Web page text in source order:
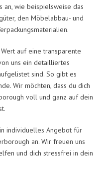
an, wie beispielsweise das
den Möbelabbau- und
auf eine transparente
uns ein detailliertes
sind. So gibt es
Wir möchten, dass du dich
voll und ganz auf dein
individuelles Angebot für
an. Wir freuen uns
und dich stressfrei in dein